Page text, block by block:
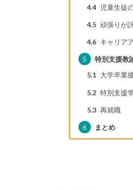
4.4 児童生徒
4.5 頑張りが
4.6 キャリア
5
特別支援教
5.1 大学卒業
5.2 特別支援
5.3 再就職
6 まとめ